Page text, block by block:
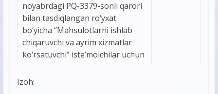
noyabrdagi PQ-3379-sonli qarori
bilan tasdiqlangan ro‘yxat
bo‘yicha “Mahsulotlarni ishlab
chiqaruvchi va ayrim xizmatlar
ko‘rsatuvchi” iste’molchilar uchun
Izoh: